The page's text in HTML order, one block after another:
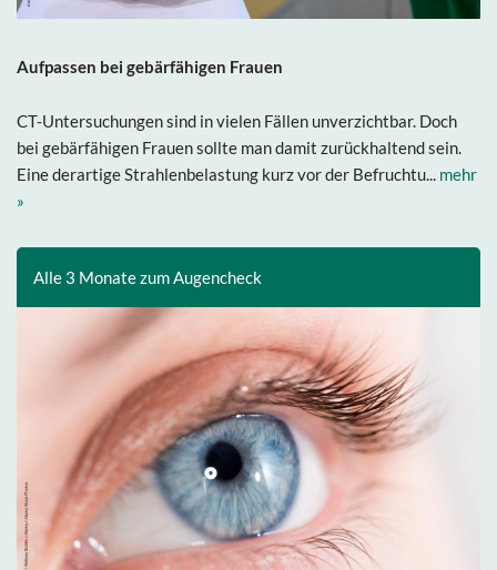
Aufpassen bei gebärfähigen Frauen
CT-Untersuchungen sind in vielen Fällen unverzichtbar. Doch
bei gebärfähigen Frauen sollte man damit zurückhaltend sein.
Eine derartige Strahlenbelastung kurz vor der Befruchtu... mehr
»
Alle 3 Monate zum Augencheck